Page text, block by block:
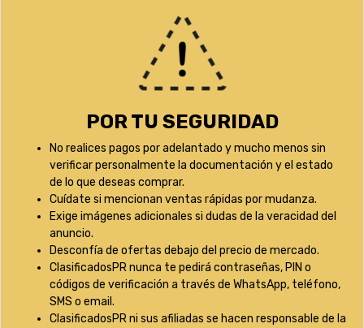
POR TU SEGURIDAD
No realices pagos por adelantado y mucho menos sin
verificar personalmente la documentación y el estado
de lo que deseas comprar.
Cuídate si mencionan ventas rápidas por mudanza.
Exige imágenes adicionales si dudas de la veracidad del
anuncio.
Desconfía de ofertas debajo del precio de mercado.
ClasificadosPR nunca te pedirá contraseñas, PIN o
códigos de verificación a través de WhatsApp, teléfono,
SMS o email.
ClasificadosPR ni sus afiliadas se hacen responsable de la